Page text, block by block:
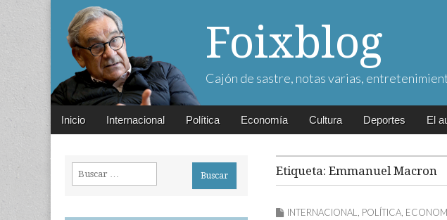
Foixblog
Cajón de sastre, notas varias,
Main
Skip
Inicio Internacional Política Economía Cultura Deportes El
Etiqueta: Emmanuel Macron
INTERNACIONAL POLÍTICA
Buscar: